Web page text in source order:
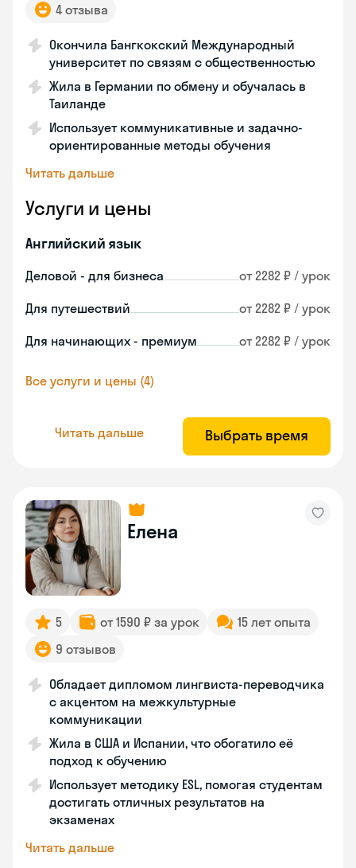
4 отзыва
Окончила Бангкокский Международный
университет по связям с общественностью
Жила в Германии по обмену и обучалась в
Таиланде
Использует коммуникативные и задачно-
ориентированные методы обучения
Читать дальше
Услуги и цены
Английский язык
Деловой - для бизнеса от 2282 ₽ / урок
Для путешествий от 2282 ₽ / урок
Для начинающих - премиум от 2282 ₽ / урок
Все услуги и цены (4)
Читать дальше Выбрать время
Елена
5 от 1590 ₽ за урок
15 лет опыта
9 отзывов
Обладает дипломом лингвиста-переводчика
с акцентом на межкультурные
коммуникации
Жила в США и Испании, что обогатило её
подход к обучению
Использует методику ESL, помогая студентам
достигать отличных результатов на
экзаменах
Читать дальше